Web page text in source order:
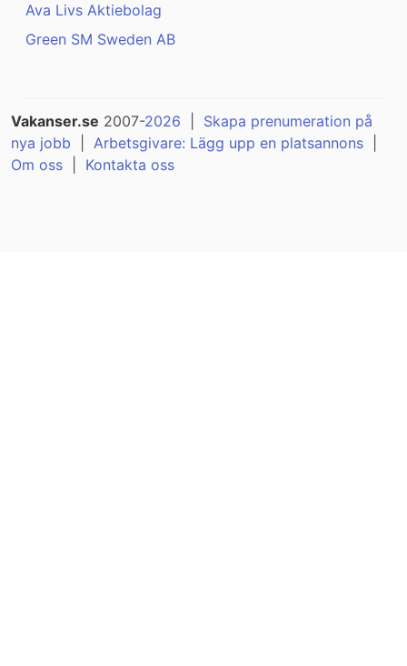
Ava Livs Aktiebolag
Green SM Sweden AB
Vakanser.se 2007-2026
Skapa prenumeration på
nya jobb
Arbetsgivare: Lägg upp en platsannons
Om oss
Kontakta oss